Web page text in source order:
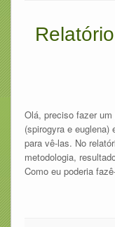
Olá, preciso fazer
(spirogyra e
para vê-las. No
metodologia,
Como eu poderia